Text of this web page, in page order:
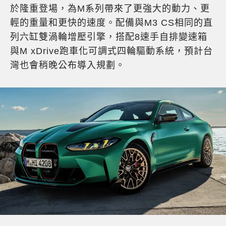
於隆重登場，為M系列帶來了更強大的動力、更
輕的重量和更快的速度。配備與M3 CS相同的直
列六缸雙渦輪增壓引擎，搭配8速手自排變速箱
與M xDrive跑車化可調式四輪驅動系統，預計台
灣也會稍晚公布導入規劃。